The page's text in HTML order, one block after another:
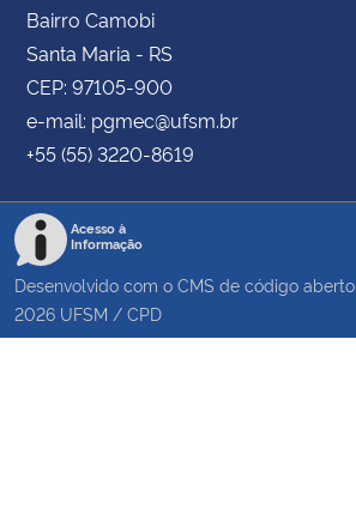
Bairro Camobi
Santa Maria - RS
CEP: 97105-900
e-mail: pgmec@ufsm.br
+55 (55) 3220-8619
Acesso à
Informação
Desenvolvido com o CMS de código aberto
2026 UFSM / CPD